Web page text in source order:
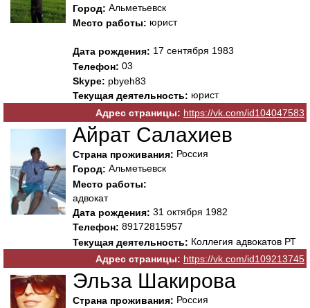
Город: Альметьевск
Место работы: юрист
Дата рождения: 17 сентября 1983
Телефон: 03
Skype: pbyeh83
Текущая деятельность: юрист
Адрес страницы: https://vk.com/id104047583
Айрат Салахиев
Страна проживания: Россия
Город: Альметьевск
Место работы:
адвокат
Дата рождения: 31 октября 1982
Телефон: 89172815957
Текущая деятельность: Коллегия адвокатов РТ
Адрес страницы: https://vk.com/id109213745
Эльза Шакирова
Страна проживания: Россия